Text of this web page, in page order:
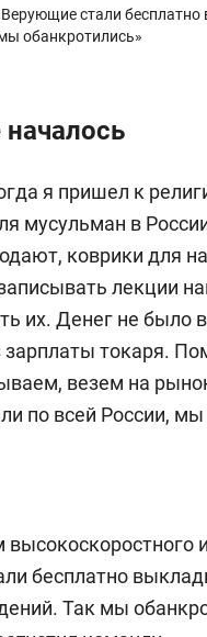
стали
обанкротились»
началось
я пришел к
мусульман в
коврики для
лекции
их. Денег не
зарплаты токаря.
везем на
по всей России,
высокоскоростного
бесплатно
Так мы